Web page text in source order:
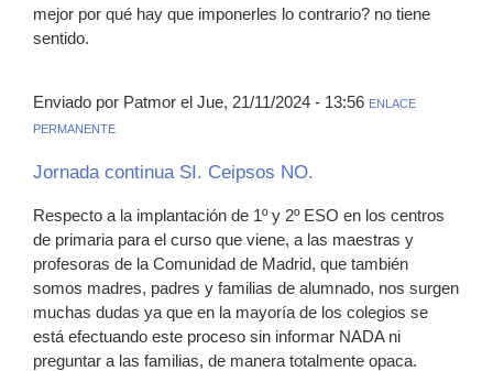
mejor por qué hay que imponerles lo contrario? no tiene
sentido.
Enviado por Patmor el Jue, 21/11/2024 - 13:56 ENLACE
PERMANENTE
Jornada continua SI. Ceipsos NO.
Respecto a la implantación de 1º y 2º ESO en los centros
de primaria para el curso que viene, a las maestras y
profesoras de la Comunidad de Madrid, que también
somos madres, padres y familias de alumnado, nos surgen
muchas dudas ya que en la mayoría de los colegios se
está efectuando este proceso sin informar NADA ni
preguntar a las familias, de manera totalmente opaca.